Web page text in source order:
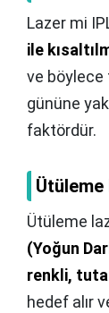
Lazer mi
ile
ve böylece
gününe
faktördür.
Ütüleme
(Yoğun
renkli,
hedef alır